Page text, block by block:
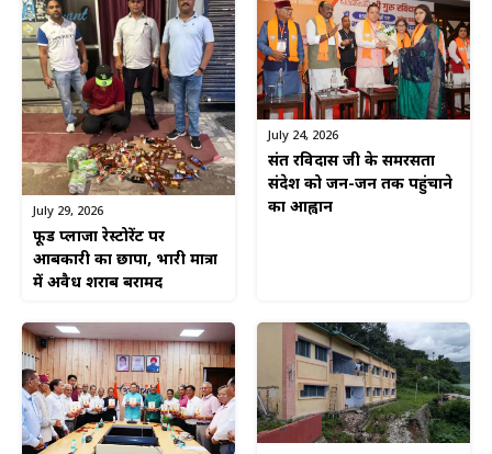
July 29, 2026
फूड प्लाजा रेस्टोरेंट पर
आबकारी का छापा, भारी मात्रा
में अवैध शराब बरामद
July 24, 2026
संत रविदास जी के समरसता
संदेश को जन-जन तक पहुंचाने
का आह्वान